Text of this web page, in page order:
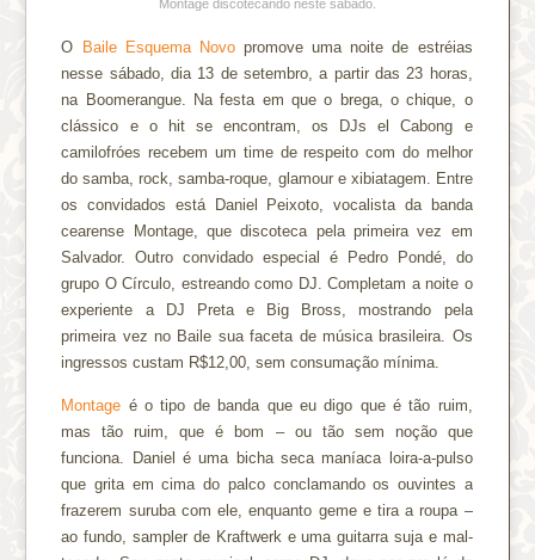
Montage discotecando neste sábado.
O Baile Esquema Novopromove uma noite de estréias
nesse sábado, dia 13 de setembro, a partir das 23 horas,
na Boomerangue. Na festa em que o brega, o chique, o
clássico e o hit se encontram, os DJs el Cabong e
camilofróes recebem um time de respeito com do melhor
do samba, rock, samba-roque, glamour e xibiatagem. Entre
os convidados está Daniel Peixoto, vocalista da banda
cearense Montage, que discoteca pela primeira vez em
Salvador. Outro convidado especial é Pedro Pondé, do
grupo O Círculo, estreando como DJ. Completam a noite o
experiente a DJ Preta e Big Bross, mostrando pela
primeira vez no Baile sua faceta de música brasileira. Os
ingressos custam R$12,00, sem consumação mínima.
Montage é o tipo de banda que eu digo que é tão ruim,
mas tão ruim, que é bom – ou tão sem noção que
funciona. Daniel é uma bicha seca maníaca loira-a-pulso
que grita em cima do palco conclamando os ouvintes a
frazerem suruba com ele, enquanto geme e tira a roupa –
ao fundo, sampler de Kraftwerk e uma guitarra suja e mal-